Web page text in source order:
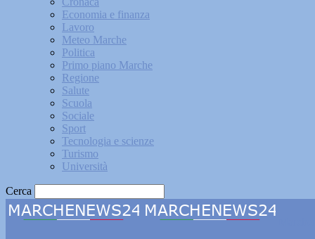
Economia e finanza
Lavoro
Meteo Marche
Politica
Primo piano Marche
Regione
Salute
Scuola
Sociale
Sport
Tecnologia e scienze
Turismo
Università
Cerca